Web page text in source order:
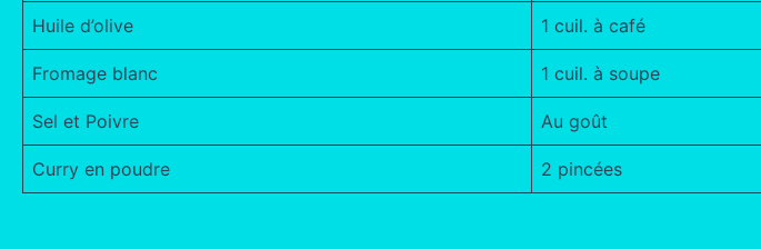
Huile d’olive 1 cuil. à café
Fromage blanc 1 cuil. à soupe
Sel et Poivre Au goût
Curry en poudre 2 pincées